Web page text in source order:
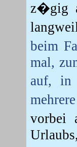
z�gig
beim
mal,
auf, in
vorbei